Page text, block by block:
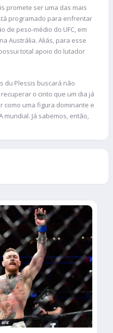
promete ser uma das mais
programado para enfrentar
de peso-médio do UFC, em
Austrália. Aliás, para esse
total apoio do lutador
du Plessis buscará não
o cinto que um dia já
como uma figura dominante e
mundial. Já sabemos, então,